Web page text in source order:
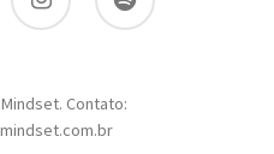
Contato: